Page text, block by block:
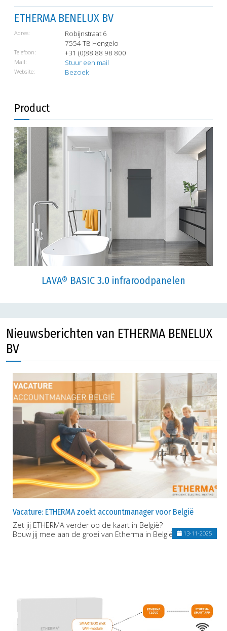
ETHERMA BENELUX BV
Adres:
Robijnstraat 6
7554 TB Hengelo
Telefoon: +31 (0)88 88 98 800
Mail: Stuur een mail
Website: Bezoek
Product
LAVA® BASIC 3.0 infraroodpanelen
Nieuwsberichten van ETHERMA BENELUX
BV
Vacature: ETHERMA zoekt accountmanager voor België
Zet jij ETHERMA verder op de kaart in België?
Bouw jij mee aan de groei van Etherma in België?
13-11-2025